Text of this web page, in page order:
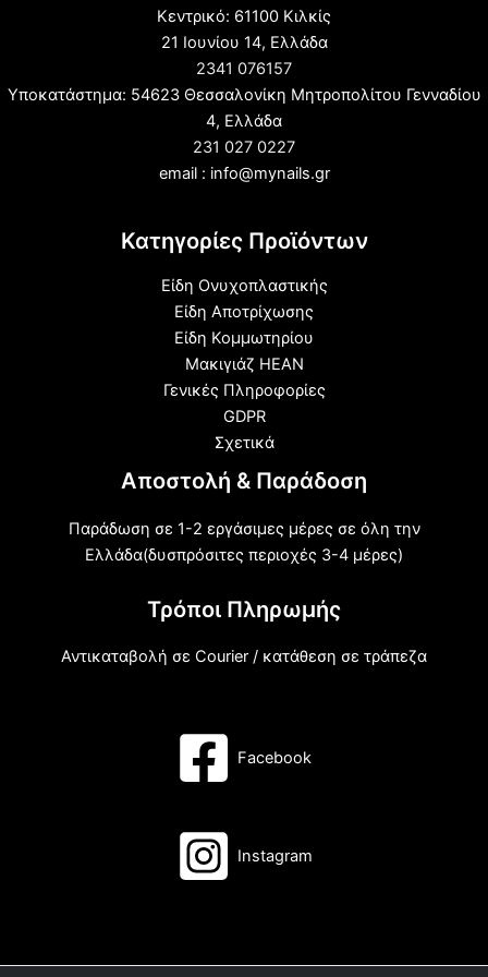
Κεντρικό: 61100 Κιλκίς
21 Ιουνίου 14, Ελλάδα
2341 076157
Υποκατάστημα: 54623 Θεσσαλονίκη Μητροπολίτου Γενναδίου
4, Ελλάδα
231 027 0227
email : info@mynails.gr
Κατηγορίες Προϊόντων
Είδη Ονυχοπλαστικής
Είδη Αποτρίχωσης
Είδη Κομμωτηρίου
Μακιγιάζ HEAN
Γενικές Πληροφορίες
GDPR
Σχετικά
Αποστολή & Παράδοση
Παράδωση σε 1-2 εργάσιμες μέρες σε όλη την
Ελλάδα(δυσπρόσιτες περιοχές 3-4 μέρες)
Τρόποι Πληρωμής
Αντικαταβολή σε Courier / κατάθεση σε τράπεζα
Facebook
Instagram